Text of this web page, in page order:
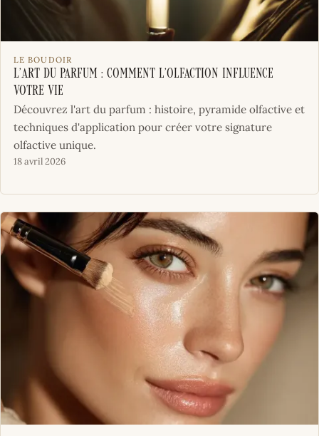
LE BOUDOIR
L’art du parfum : comment l’olfaction influence
votre vie
Découvrez l'art du parfum : histoire, pyramide olfactive et
techniques d'application pour créer votre signature
olfactive unique.
18 avril 2026